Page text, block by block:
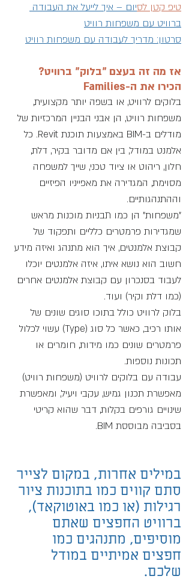
טיפ קטן לסיום – איך לייעל את העבודה
ברוויט עם משפחות רוויט
סרטון: מדריך לעבודה עם משפחות רוויט
אז מה זה בעצם "בלוק" ברוויט?
הכירו את ה-Families
בלוקים לרוויט, או בשפה יותר מקצועית,
משפחות רוויט, הן אבני הבניין המרכזיות של
מודלים ב-BIM באמצעות תוכנת Revit. כל
אלמנט במודל, בין אם מדובר בקיר, דלת,
חלון, ריהוט או ציוד טכני, שייך למשפחה
מסוימת, המגדירה את מאפייניו הפיזיים
וההתנהגותיים.
"משפחות" הן כמו תבניות מוכנות מראש
שמגדירות פרמטרים כלליים ותפקוד של
קבוצת אלמנטים, איך הוא מתנהג ואיזה מידע
חשוב הוא נושא איתו, איזה אלמנטים יוכלו
לעבוד בסנכרון עם קבוצת אלמנטים אחרים
(כמו דלת וקיר) ועוד.
בלוק לרוויט כולל בתוכו סוגים שונים של
אותו רכיב, כאשר כל סוג (Type) עשוי לכלול
פרמטרים שונים כמו מידות, חומרים או
תכונות נוספות.
עבודה עם בלוקים לרוויט (משפחות רוויט)
מאפשרת תכנון גמיש, עקבי ויעיל, ומאפשרת
שינויים גורפים בקלות, דבר שהוא קריטי
בסביבה מבוססת BIM.
במילים אחרות, במקום לצייר
סתם קווים כמו בתוכנות ציור
רגילות (או כמו באוטוקאד),
ברוויט החפצים שאתם
מוסיפים, מתנהגים כמו
חפצים אמיתיים במודל
שלכם.